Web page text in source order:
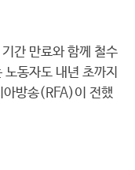
간 만료와 함께 철수
동자도 내년 초까지
아방송(RFA)이 전했